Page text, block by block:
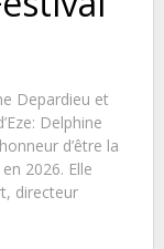
Depardieu et
Delphine
d’être la
2026. Elle
directeur